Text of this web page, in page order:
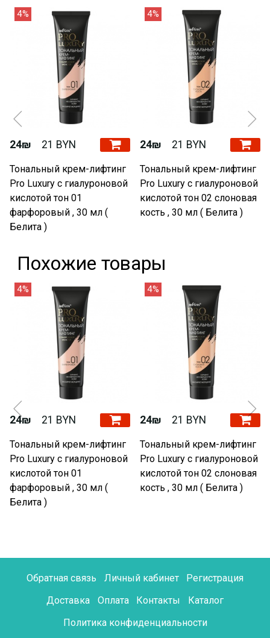
4%
24₪ 21 BYN
Тональный крем-лифтинг
Pro Luxury с гиалуроновой
кислотой тон 01
фарфоровый , 30 мл (
Белита )
4%
24₪ 21 BYN
Тональный крем-лифтинг
Pro Luxury с гиалуроновой
кислотой тон 02 слоновая
кость , 30 мл ( Белита )
Похожие товары
4%
24₪ 21 BYN
Тональный крем-лифтинг
Pro Luxury с гиалуроновой
кислотой тон 01
фарфоровый , 30 мл (
Белита )
4%
24₪ 21 BYN
Тональный крем-лифтинг
Pro Luxury с гиалуроновой
кислотой тон 02 слоновая
кость , 30 мл ( Белита )
Обратная связь Личный кабинет
Регистрация
Доставка
Оплата Контакты
Каталог
Политика конфиденциальности